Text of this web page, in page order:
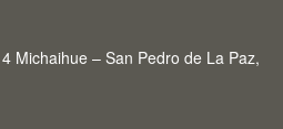
Michaihue – San Pedro de La Paz,